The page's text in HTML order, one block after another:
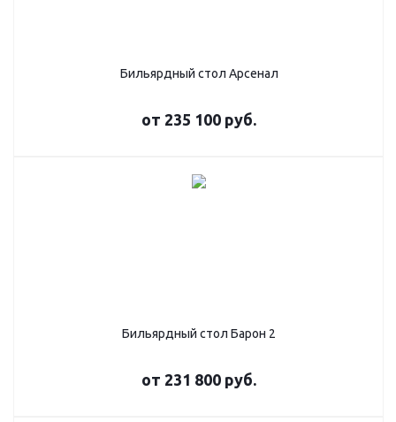
Бильярдный стол Арсенал
от 235 100 руб.
Бильярдный стол Барон 2
от 231 800 руб.